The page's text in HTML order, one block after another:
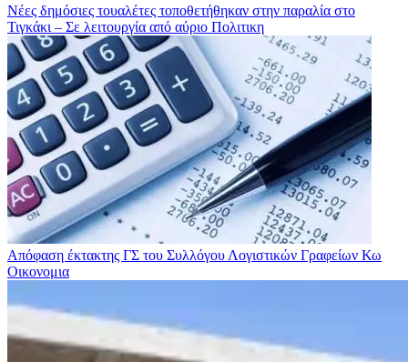
Νέες δημόσιες τουαλέτες τοποθετήθηκαν στην παραλία στο
Τιγκάκι – Σε λειτουργία από αύριο Πολιτικη
Απόφαση έκτακτης ΓΣ του Συλλόγου Λογιστικών Γραφείων Κω
Οικονομια